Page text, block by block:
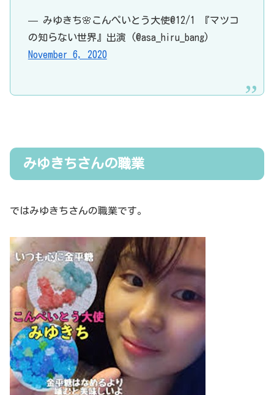
— みゆきち🌸こんぺいとう大使@12/1 『マツコ
の知らない世界』出演 (@asa_hiru_bang)
November 6, 2020
みゆきちさんの職業
ではみゆきちさんの職業です。